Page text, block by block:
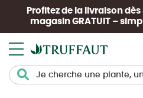
Profitez de la livraison
magasin GRATUIT –